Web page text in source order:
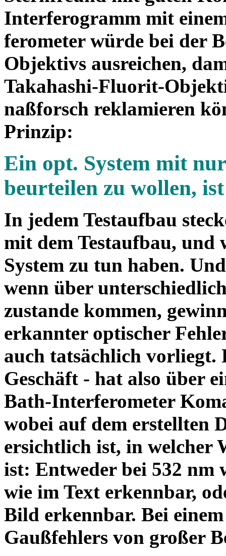
Interferogramm mit
ferometer würde bei der
Objektivs ausreichen,
Takahashi-Fluorit-
naßforsch reklamieren
Prinzip:
Ein opt. System mit
beurteilen zu wollen,
In jedem Testaufbau
mit dem Testaufbau, und
System zu tun haben.
wenn über
zustande kommen,
erkannter optischer
auch tatsächlich vorliegt.
Geschäft - hat also über
Bath-Interferometer
wobei auf dem erstellten
ersichtlich ist, in welcher
ist: Entweder bei 532 nm
wie im Text erkennbar,
Bild erkennbar. Bei
Gaußfehlers von großer